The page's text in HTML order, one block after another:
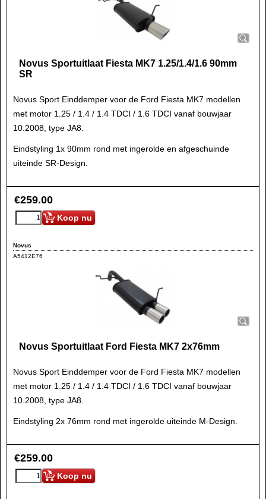
Novus Sportuitlaat Fiesta MK7 1.25/1.4/1.6 90mm
SR
Novus Sport Einddemper voor de Ford Fiesta MK7 modellen
met motor 1.25 / 1.4 / 1.4 TDCI / 1.6 TDCI vanaf bouwjaar
10.2008, type JA8.
Eindstyling 1x 90mm rond met ingerolde en afgeschuinde
uiteinde SR-Design.
€259.00
Koop nu
Novus
A5412E76
Novus Sportuitlaat Ford Fiesta MK7 2x76mm
Novus Sport Einddemper voor de Ford Fiesta MK7 modellen
met motor 1.25 / 1.4 / 1.4 TDCI / 1.6 TDCI vanaf bouwjaar
10.2008, type JA8.
Eindstyling 2x 76mm rond met ingerolde uiteinde M-Design.
€259.00
Koop nu